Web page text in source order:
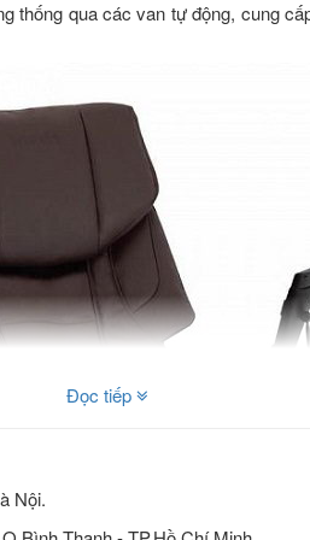
thống qua các van tự động, cung
Đọc tiếp
Nội.